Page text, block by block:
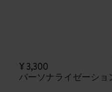
¥ 3,300
パーソナライゼーショ